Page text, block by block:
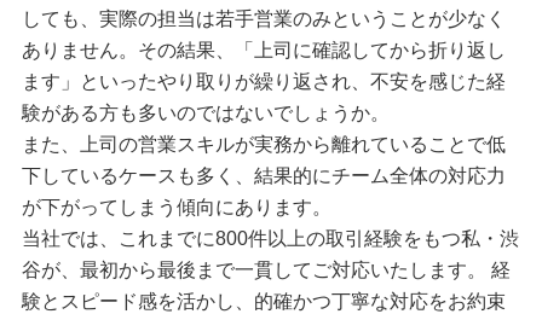
しても、実際の担当は若手営業のみということが少なく
ありません。その結果、「上司に確認してから折り返し
ます」といったやり取りが繰り返され、不安を感じた経
験がある方も多いのではないでしょうか。
また、上司の営業スキルが実務から離れていることで低
下しているケースも多く、結果的にチーム全体の対応力
が下がってしまう傾向にあります。
当社では、これまでに800件以上の取引経験をもつ私・渋
谷が、最初から最後まで一貫してご対応いたします。
経
験とスピード感を活かし、的確かつ丁寧な対応をお約束